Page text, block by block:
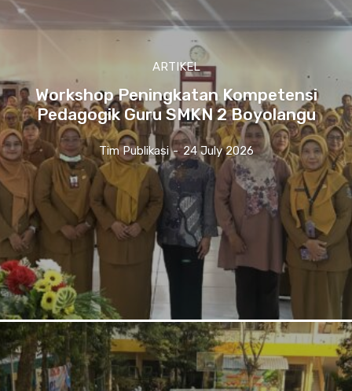
ARTIKEL
Workshop Peningkatan Kompetensi
Pedagogik Guru SMKN 2 Boyolangu
Tim Publikasi - 24 July 2026